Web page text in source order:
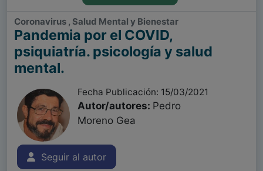
Coronavirus , Salud Mental y Bienestar
Pandemia por el COVID,
psiquiatría. psicología y salud
mental.
Fecha Publicación: 15/03/2021
Autor/autores: Pedro
Moreno Gea
Seguir al autor